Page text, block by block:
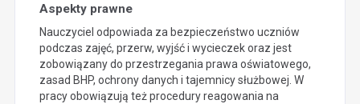
Aspekty prawne
Nauczyciel odpowiada za bezpieczeństwo uczniów
podczas zajęć, przerw, wyjść i wycieczek oraz jest
zobowiązany do przestrzegania prawa oświatowego,
zasad BHP, ochrony danych i tajemnicy służbowej. W
pracy obowiązują też procedury reagowania na